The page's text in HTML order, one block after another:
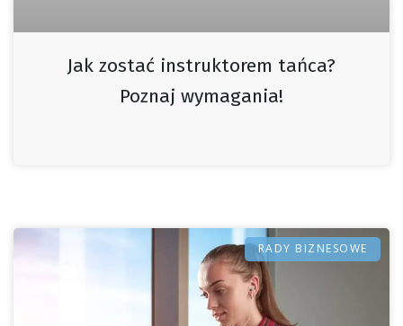
Jak zostać instruktorem tańca?
Poznaj wymagania!
RADY BIZNESOWE